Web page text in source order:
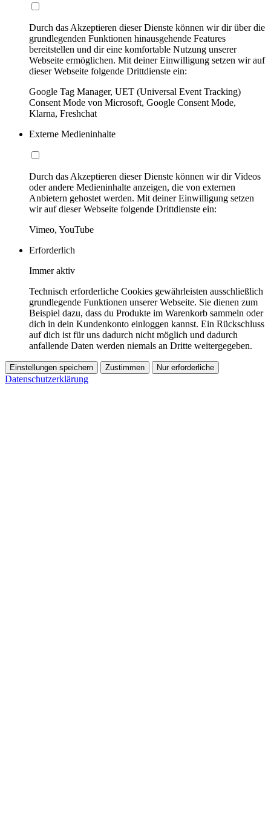
Durch das Akzeptieren dieser Dienste können wir dir über die
grundlegenden Funktionen hinausgehende Features
bereitstellen und dir eine komfortable Nutzung unserer
Webseite ermöglichen. Mit deiner Einwilligung setzen wir auf
dieser Webseite folgende Drittdienste ein:
Google Tag Manager, UET (Universal Event Tracking)
Consent Mode von Microsoft, Google Consent Mode,
Klarna, Freshchat
Externe Medieninhalte
Durch das Akzeptieren dieser Dienste können wir dir Videos
oder andere Medieninhalte anzeigen, die von externen
Anbietern gehostet werden. Mit deiner Einwilligung setzen
wir auf dieser Webseite folgende Drittdienste ein:
Vimeo, YouTube
Erforderlich
Immer aktiv
Technisch erforderliche Cookies gewährleisten ausschließlich
grundlegende Funktionen unserer Webseite. Sie dienen zum
Beispiel dazu, dass du Produkte im Warenkorb sammeln oder
dich in dein Kundenkonto einloggen kannst. Ein Rückschluss
auf dich ist für uns dadurch nicht möglich und dadurch
anfallende Daten werden niemals an Dritte weitergegeben.
Einstellungen speichern Zustimmen Nur erforderliche
Datenschutzerklärung